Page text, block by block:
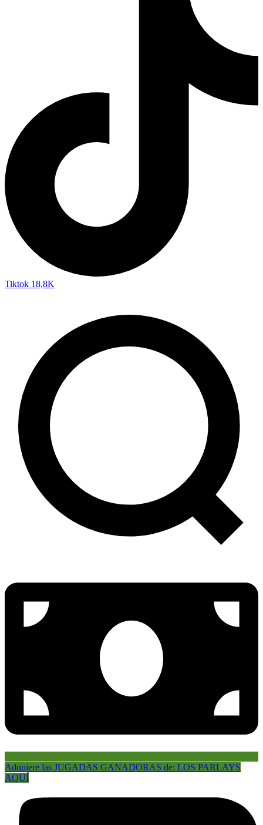
Tiktok 18,8K
Adquiere las JUGADAS GANADORAS de: LOS PARLAYS
AQUÍ